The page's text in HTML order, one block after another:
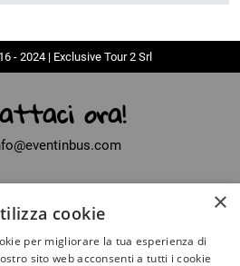
- 2024 | Exclusive Tour 2 Srl
ora!
Iva01371040450
delle Imprese di La Spezia
×
cookie
per migliorare la tua esperienza di
sito web acconsenti a tutti i cookie